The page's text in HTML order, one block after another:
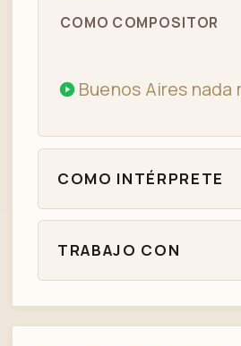
COMO COMPOSITOR
Buenos Aires nada
COMO INTÉRPRETE
TRABAJO CON